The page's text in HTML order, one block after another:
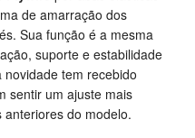
de amarração dos
Sua função é a mesma
suporte e estabilidade
tem recebido
sentir um ajuste mais
do modelo.